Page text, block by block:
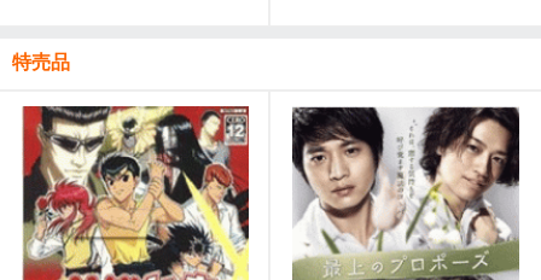
特売品